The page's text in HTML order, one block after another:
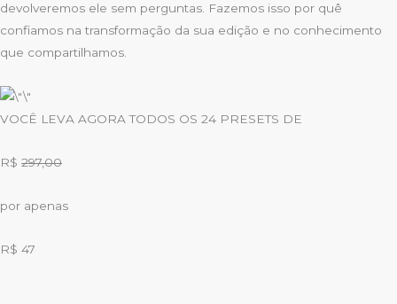
devolveremos ele sem perguntas. Fazemos isso por quê
confiamos na transformação da sua edição e no conhecimento
que compartilhamos.
VOCÊ LEVA AGORA TODOS OS 24 PRESETS DE
R$ 297,00
por apenas
R$ 47